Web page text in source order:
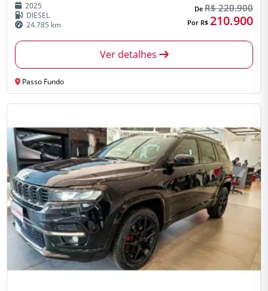
2025
DIESEL
24.785 km
De R$ 220.900
Por R$ 210.900
Ver detalhes
Passo Fundo